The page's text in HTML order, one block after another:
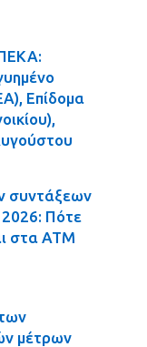
Επίδομα
συντάξεων
2026: Πότε
στα ΑΤΜ
μέτρων